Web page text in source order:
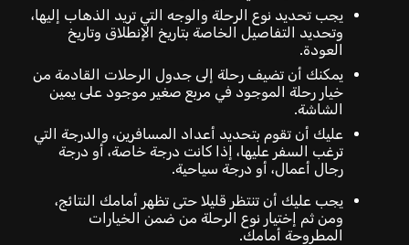
يجب تحديد نوع الرحلة والوجه التي تريد الذهاب إليها،
وتحديد التفاصيل الخاصة بتاريخ الإنطلاق وتاريخ
العودة.
يمكنك أن تضيف رحلة إلى جدول الرحلات القادمة من
خيار رحلة الموجود في مربع صغير موجود على يمين
الشاشة.
عليك أن تقوم بتحديد أعداد المسافرين، والدرجة التي
ترغب السفر عليها، إذا كانت درجة خاصة، أو درجة
رجال أعمال، أو درجة سياحية.
يجب عليك أن تنتظر قليلا حتى تظهر أمامك النتائج،
ومن ثم إختيار نوع الرحلة من ضمن الخيارات
المطروحة أمامك.